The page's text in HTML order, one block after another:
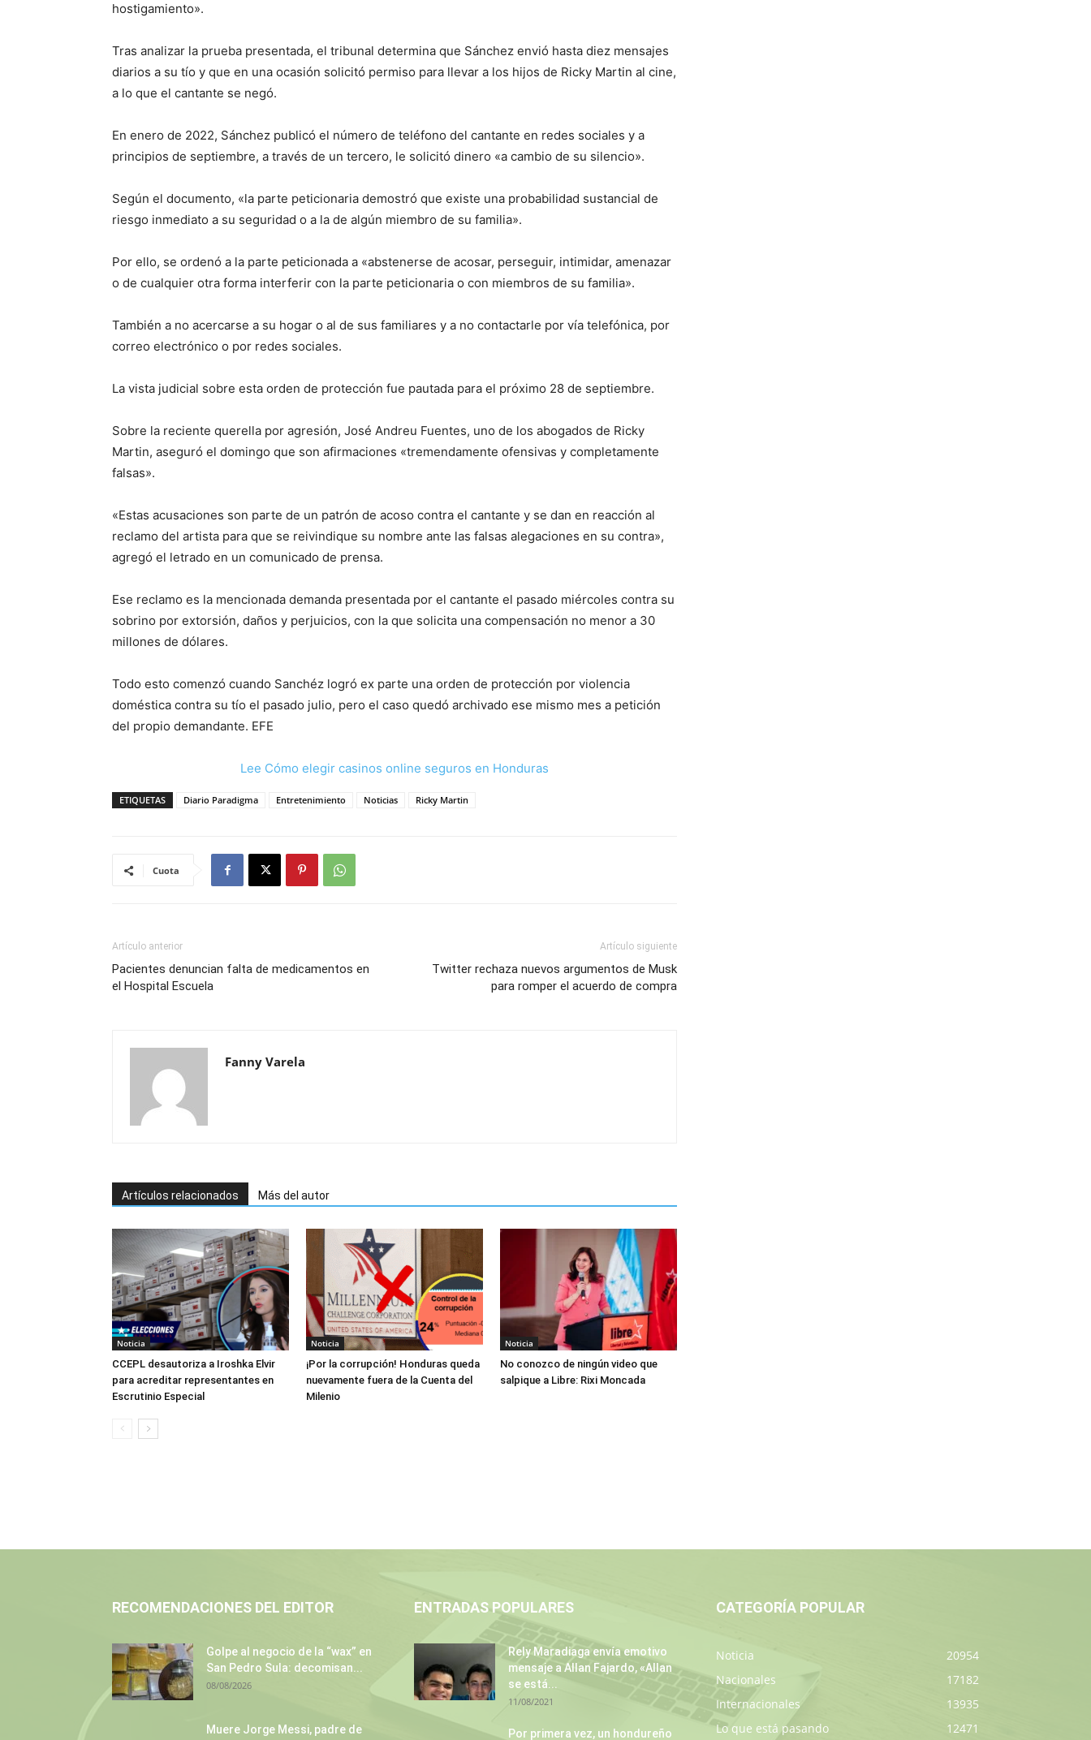
hostigamiento».
Tras analizar la prueba presentada, el tribunal determina que Sánchez envió hasta diez mensajes
diarios a su tío y que en una ocasión solicitó permiso para llevar a los hijos de Ricky Martin al cine,
a lo que el cantante se negó.
En enero de 2022, Sánchez publicó el número de teléfono del cantante en redes sociales y a
principios de septiembre, a través de un tercero, le solicitó dinero «a cambio de su silencio».
Según el documento, «la parte peticionaria demostró que existe una probabilidad sustancial de
riesgo inmediato a su seguridad o a la de algún miembro de su familia».
Por ello, se ordenó a la parte peticionada a «abstenerse de acosar, perseguir, intimidar, amenazar
o de cualquier otra forma interferir con la parte peticionaria o con miembros de su familia».
También a no acercarse a su hogar o al de sus familiares y a no contactarle por vía telefónica, por
correo electrónico o por redes sociales.
La vista judicial sobre esta orden de protección fue pautada para el próximo 28 de septiembre.
Sobre la reciente querella por agresión, José Andreu Fuentes, uno de los abogados de Ricky
Martin, aseguró el domingo que son afirmaciones «tremendamente ofensivas y completamente
falsas».
«Estas acusaciones son parte de un patrón de acoso contra el cantante y se dan en reacción al
reclamo del artista para que se reivindique su nombre ante las falsas alegaciones en su contra»,
agregó el letrado en un comunicado de prensa.
Ese reclamo es la mencionada demanda presentada por el cantante el pasado miércoles contra su
sobrino por extorsión, daños y perjuicios, con la que solicita una compensación no menor a 30
millones de dólares.
Todo esto comenzó cuando Sanchéz logró ex parte una orden de protección por violencia
doméstica contra su tío el pasado julio, pero el caso quedó archivado ese mismo mes a petición
del propio demandante. EFE
Lee Cómo elegir casinos online seguros en Honduras
ETIQUETAS Diario Paradigma Entretenimiento Noticias Ricky Martin
Cuota
Artículo anterior
Pacientes denuncian falta de medicamentos en
el Hospital Escuela
Artículo siguiente
Twitter rechaza nuevos argumentos de Musk
para romper el acuerdo de compra
Fanny Varela
Artículos relacionados Más del autor
Noticia
CCEPL desautoriza a Iroshka Elvir
para acreditar representantes en
Escrutinio Especial
Noticia
¡Por la corrupción! Honduras queda
nuevamente fuera de la Cuenta del
Milenio
Noticia
No conozco de ningún video que
salpique a Libre: Rixi Moncada
RECOMENDACIONES DEL EDITOR
Golpe al negocio de la “wax” en
San Pedro Sula: decomisan...
08/08/2026
Muere Jorge Messi, padre de
ENTRADAS POPULARES
Rely Maradiaga envía emotivo
mensaje a Allan Fajardo, «Allan
se está...
11/08/2021
Por primera vez, un hondureño
CATEGORÍA POPULAR
Noticia
20954
Nacionales
17182
Internacionales
13935
Lo que está pasando
12471